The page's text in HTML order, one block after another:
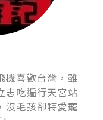
機喜歡台灣，雖
志吃遍行天宮站
沒毛孩卻特愛寵